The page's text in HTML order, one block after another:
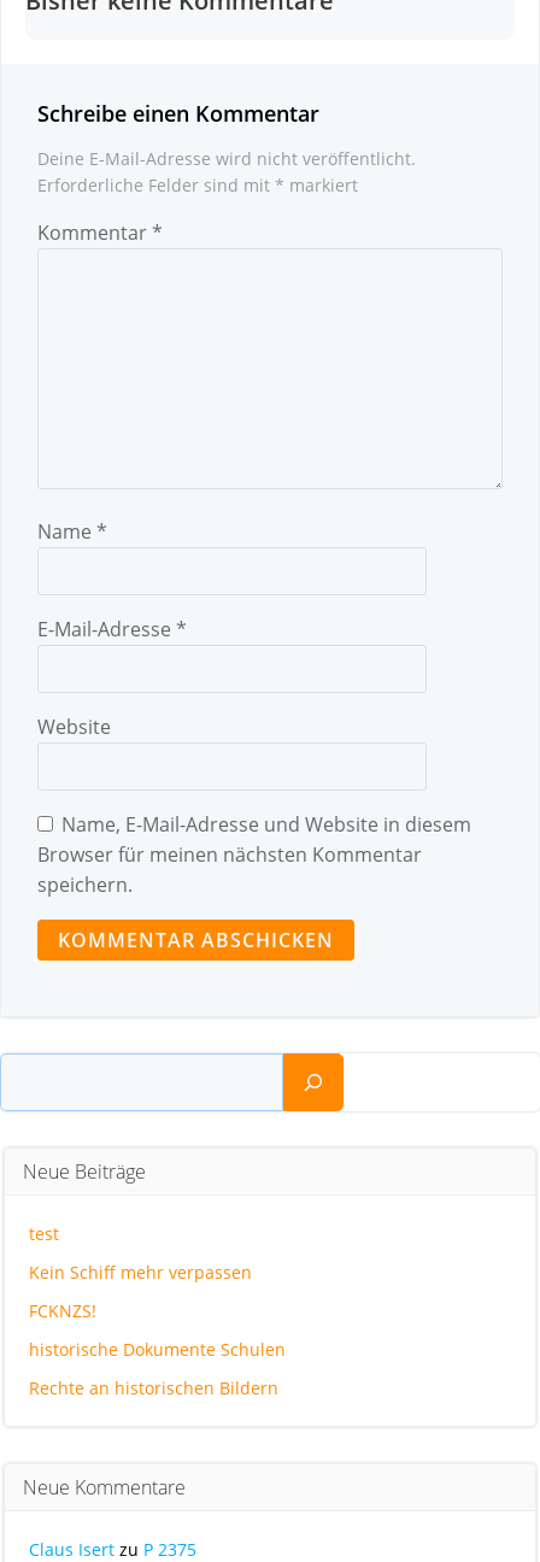
Schreibe einen Kommentar
Deine E-Mail-Adresse wird nicht veröffentlicht.
Erforderliche Felder sind mit * markiert
Kommentar*
Name *
E-Mail-Adresse *
Website
Name, E-Mail-Adresse und Website in diesem
Browser für meinen nächsten Kommentar
speichern.
Suchen
Neue Beiträge
test
Kein Schiff mehr verpassen
FCKNZS!
historische Dokumente Schulen
Rechte an historischen Bildern
Neue Kommentare
Claus Isert zu P 2375